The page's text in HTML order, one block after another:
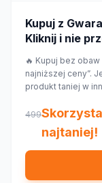
Kupuj z
Kliknij i nie
🔥 Kupuj bez
najniższej ceny”.
produkt taniej w
499
najtaniej!